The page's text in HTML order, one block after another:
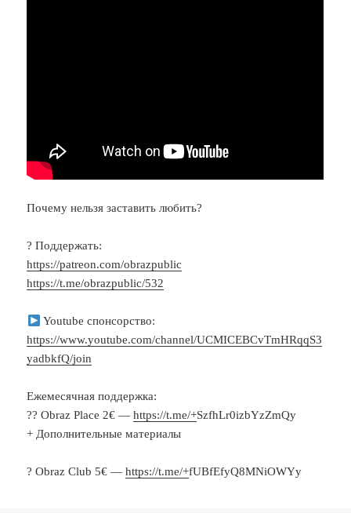
Почему нельзя заставить любить?
? Поддержать:
https://patreon.com/obrazpublic
https://t.me/obrazpublic/532
Youtube спонсорство:
https://www.youtube.com/channel/UCMICEBCvTmHRqqS3
yadbkfQ/join
Ежемесячная поддержка:
?‍? Obraz Place 2€ —https://t.me/+SzfhLr0izbYzZmQy
+ Дополнительные материалы
? Obraz Club 5€ —https://t.me/+fUBfEfyQ8MNiOWYy